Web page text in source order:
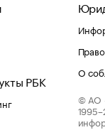
РБК
О
© АО